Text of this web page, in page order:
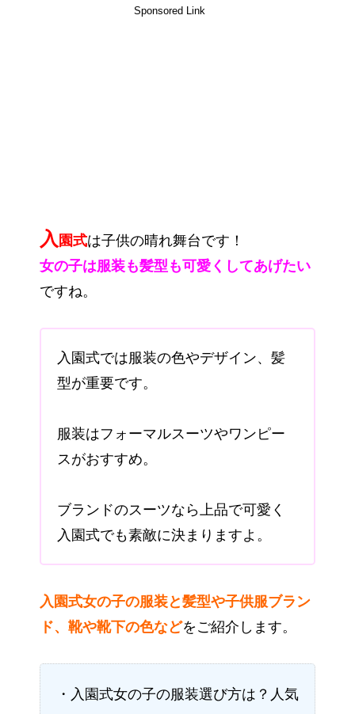
Sponsored Link
入 園式は子供の晴れ舞台です！
女の子は服装も髪型も可愛くしてあげたい
ですね。
入園式では服装の色やデザイン、髪
型が重要です。
服装はフォーマルスーツやワンピー
スがおすすめ。
ブランドのスーツなら上品で可愛く
入園式でも素敵に決まりますよ。
入園式女の子の服装と髪型や子供服ブラン
ド、靴や靴下の色などをご紹介します。
・入園式女の子の服装選び方は？人気